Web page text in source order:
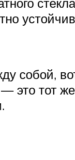
собой,
это тот